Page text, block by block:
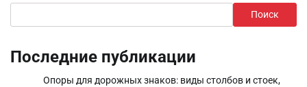
Поиск
Последние публикации
Опоры для дорожных знаков: виды столбов и стоек,